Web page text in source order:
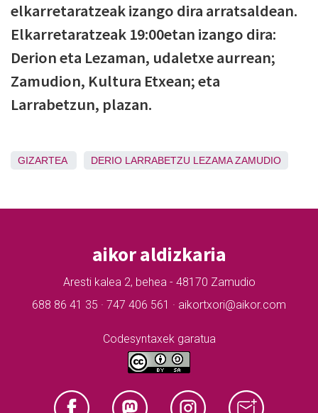
elkarretaratzeak izango dira arratsaldean.
Elkarretaratzeak 19:00etan izango dira:
Derion eta Lezaman, udaletxe aurrean;
Zamudion, Kultura Etxean; eta
Larrabetzun, plazan.
GIZARTEA DERIO LARRABETZU LEZAMA ZAMUDIO
aikor aldizkaria
Aresti kalea 2, behea - 48170 Zamudio
688 86 41 35 · 747 406 561 · aikortxori@aikor.com
Codesyntaxek garatua